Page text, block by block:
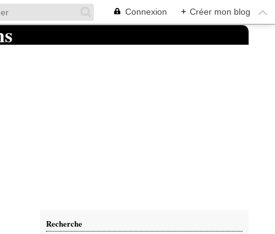
Connexion + Créer mon blog
Recherche